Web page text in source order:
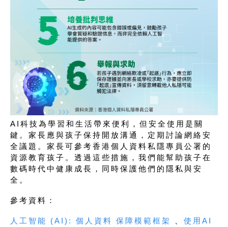
AI科技為學習和生活帶來便利，但安全使用是關
鍵。家長應與孩子保持開放溝通，定期討論網絡安
全議題。家長可參考香港個人資料私隱專員公署的
資源教育孩子。透過這些措施，我們能幫助孩子在
數碼時代中健康成長，同時保護他們的隱私與安
全。
參考資料：
人工智能 (AI): 個人資料 保障模範框架
使用AI